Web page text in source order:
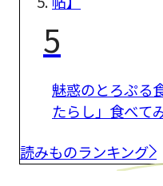
5
魅惑のとろぷる
たらし」食べて
読みものランキング